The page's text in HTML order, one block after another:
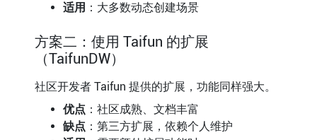
适用 ：大多数动态创建场景
方案二：使用 Taifun 的扩展
（TaifunDW）
社区开发者 Taifun 提供的扩展，功能同样强大。
优点 ：社区成熟、文档丰富
缺点 ：第三方扩展，依赖个人维护